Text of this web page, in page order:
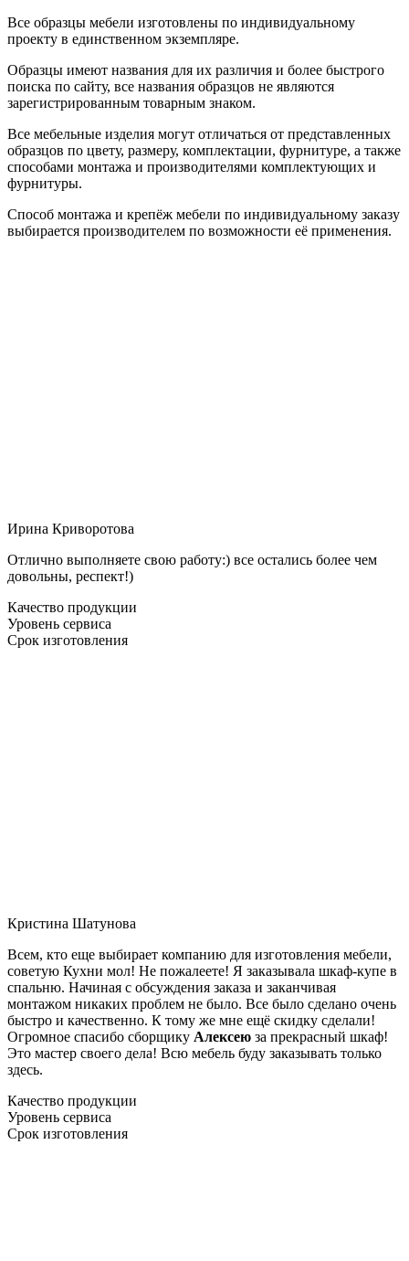
Все образцы мебели изготовлены по индивидуальному
проекту в единственном экземпляре.
Образцы имеют названия для их различия и более быстрого
поиска по сайту, все названия образцов не являются
зарегистрированным товарным знаком.
Все мебельные изделия могут отличаться от представленных
образцов по цвету, размеру, комплектации, фурнитуре, а также
способами монтажа и производителями комплектующих и
фурнитуры.
Способ монтажа и крепёж мебели по индивидуальному заказу
выбирается производителем по возможности её применения.
Ирина Криворотова
Отлично выполняете свою работу:) все остались более чем
довольны, респект!)
Качество продукции
Уровень сервиса
Срок изготовления
Кристина Шатунова
Всем, кто еще выбирает компанию для изготовления мебели,
советую Кухни мол! Не пожалеете! Я заказывала шкаф-купе в
спальню. Начиная с обсуждения заказа и заканчивая
монтажом никаких проблем не было. Все было сделано очень
быстро и качественно. К тому же мне ещё скидку сделали!
Огромное спасибо сборщику Алексею за прекрасный шкаф!
Это мастер своего дела! Всю мебель буду заказывать только
здесь.
Качество продукции
Уровень сервиса
Срок изготовления